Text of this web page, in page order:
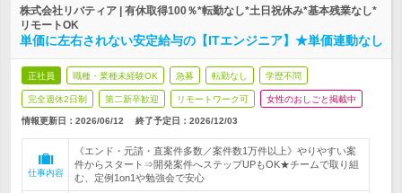
株式会社リバティア | 有休取得100％*転勤なし*土日祝休み*基本残業なし*
リモートOK
単価に左右されない安定給与の【ITエンジニア】★単価連動なし
正社員 職種・業種未経験OK 急募 転勤なし 学歴不問
完全週休2日制 第二新卒歓迎 リモートワーク可 女性のおしごと掲載中
情報更新日：2026/06/12 終了予定日： 2026/12/03
仕事内容
《エンド・元請・直案件多数／案件数1万件以上》やりやすい案
件からスタート⇒開発案件へステップUPもOK★チームで取り組
む、定例1on1や勉強会で安心